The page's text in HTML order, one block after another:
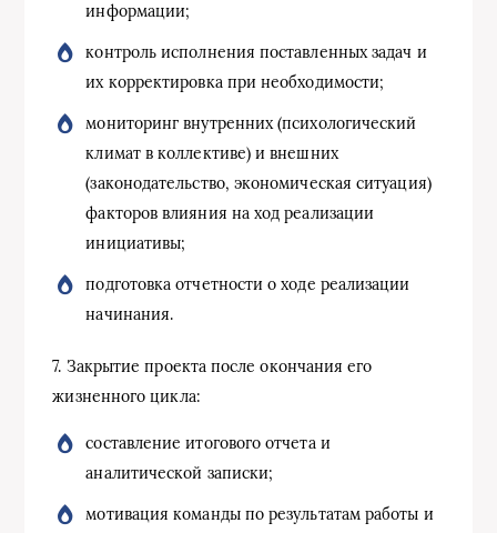
информации;
контроль исполнения поставленных задач и
их корректировка при необходимости;
мониторинг внутренних (психологический
климат в коллективе) и внешних
(законодательство, экономическая ситуация)
факторов влияния на ход реализации
инициативы;
подготовка отчетности о ходе реализации
начинания.
7. Закрытие проекта после окончания его
жизненного цикла:
составление итогового отчета и
аналитической записки;
мотивация команды по результатам работы и